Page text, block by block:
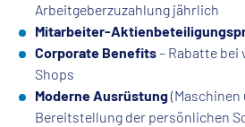
Arbeitgeberzuzahlung jährlich
Mitarbeiter-
Corporate Benefits– Rabatte bei
Shops
Moderne Ausrüstung
Bereitstellung der persönlichen